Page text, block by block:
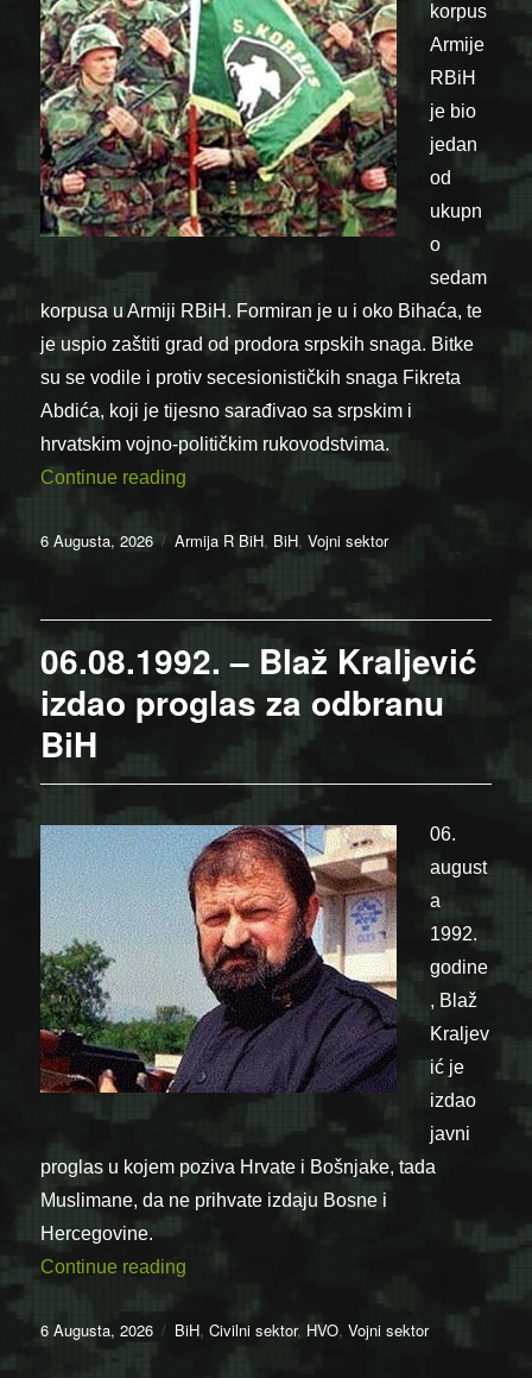
korpus
Armije
RBiH
je bio
jedan
od
ukupn
o
sedam
korpusa u Armiji RBiH. Formiran je u i oko Bihaća, te
je uspio zaštiti grad od prodora srpskih snaga. Bitke
su se vodile i protiv secesionističkih snaga Fikreta
Abdića, koji je tijesno sarađivao sa srpskim i
hrvatskim vojno-političkim rukovodstvima.
Continue reading
Posted
6 Augusta, 2026 Categories
Armija R BiH, BiH,Vojni sektor
06.08.1992. – Blaž Kraljević
izdao proglas za odbranu
BiH
06.
august
a
1992.
godine
, Blaž
Kraljev
ić je
izdao
javni
proglas u kojem poziva Hrvate i Bošnjake, tada
Muslimane, da ne prihvate izdaju Bosne i
Hercegovine.
Continue reading
Posted
6 Augusta, 2026 Categories
BiH,Civilni sektor, HVO,Vojni sektor